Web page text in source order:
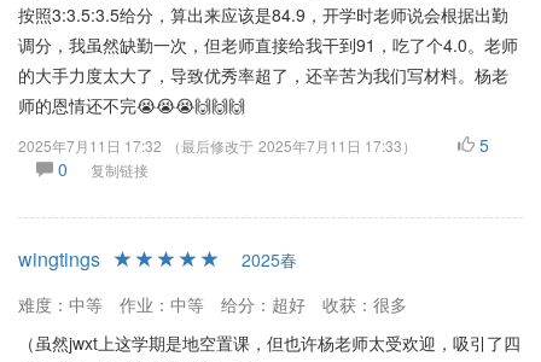
按照3:3.5:3.5给分，算出来应该是84.9，开学时老师说会根据出勤
调分，我虽然缺勤一次，但老师直接给我干到91，吃了个4.0。老师
的大手力度太大了，导致优秀率超了，还辛苦为我们写材料。杨老
师的恩情还不完😭😭😭🙌🙌🙌
2025年7月11日 17:32 （最后修改于 2025年7月11日 17:33）
5
0
复制链接
wingtings
2025春
难度：中等
作业：中等 给分：超好
收获：很多
（虽然jwxt上这学期是地空置课，但也许杨老师太受欢迎，吸引了四